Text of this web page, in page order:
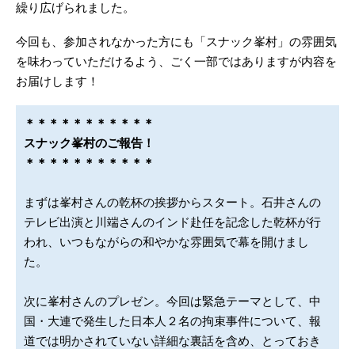
繰り広げられました。
今回も、参加されなかった方にも「スナック峯村」の雰囲気
を味わっていただけるよう、ごく一部ではありますが内容を
お届けします！
＊＊＊＊＊＊＊＊＊＊＊
スナック峯村のご報告！
＊＊＊＊＊＊＊＊＊＊＊
まずは峯村さんの乾杯の挨拶からスタート。石井さんの
テレビ出演と川端さんのインド赴任を記念した乾杯が行
われ、いつもながらの和やかな雰囲気で幕を開けまし
た。
次に峯村さんのプレゼン。今回は緊急テーマとして、中
国・大連で発生した日本人２名の拘束事件について、報
道では明かされていない詳細な裏話を含め、とっておき